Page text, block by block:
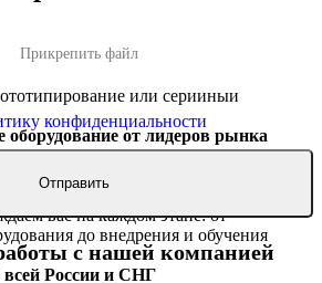
позволяют оптимизировать
или серийный
оборудование от лидеров рынка
с ведущими мировыми брендами,
надежную технику и материалы.
вас на каждом этапе: от
до внедрения и обучения
всей России и СНГ
Прикрепить файл
конфиденциальности
с нашей компанией